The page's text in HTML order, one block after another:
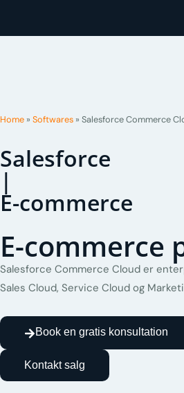
Home » Softwares » Salesforce Commerce
Salesforce
|
E-commerce
E-commerce
Salesforce Commerce Cloud er
Sales Cloud, Service Cloud og
Book en gratis konsultation
Kontakt salg